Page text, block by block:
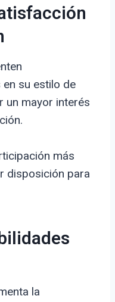
su estilo de
un mayor interés
más
disposición para
la